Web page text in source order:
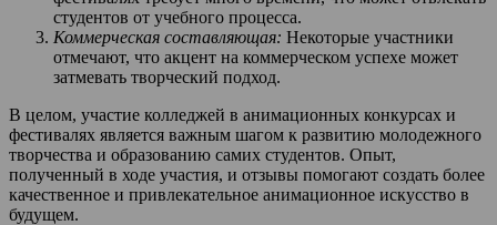
студентов от учебного процесса.
Коммерческая составляющая: Некоторые участники
отмечают, что акцент на коммерческом успехе может
затмевать творческий подход.
В целом, участие колледжей в анимационных конкурсах и
фестивалях является важным шагом к развитию молодежного
творчества и образованию самих студентов. Опыт,
полученный в ходе участия, и отзывы помогают создать более
качественное и привлекательное анимационное искусство в
будущем.